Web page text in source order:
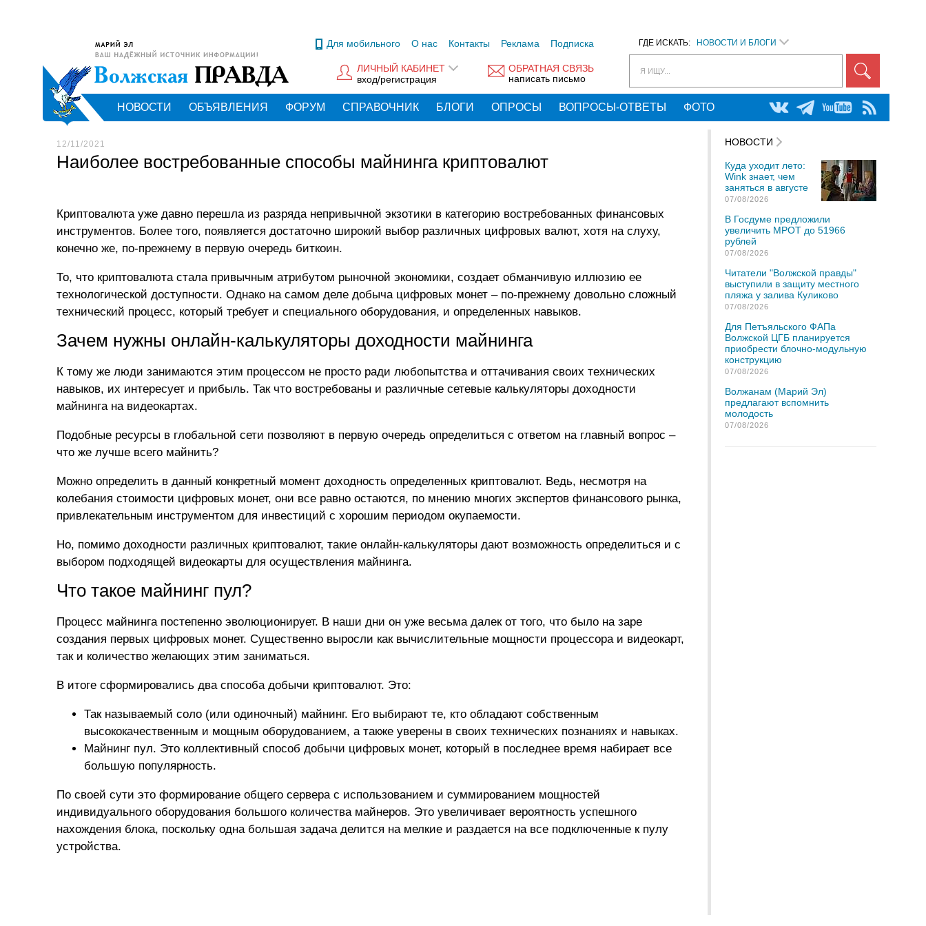
ГДЕ ИСКАТЬ: НОВОСТИ И БЛОГИ
Я ИЩУ...
Для мобильного О нас Контакты Реклама Подписка
ОБРАТНАЯ СВЯЗЬ
написать письмо
ЛИЧНЫЙ КАБИНЕТ
вход/регистрация
НОВОСТИ ОБЪЯВЛЕНИЯ ФОРУМ СПРАВОЧНИК БЛОГИ ОПРОСЫ ВОПРОСЫ-ОТВЕТЫ ФОТО
12/11/2021
Наиболее востребованные способы майнинга криптовалют
Криптовалюта уже давно перешла из разряда непривычной экзотики в категорию востребованных финансовых
инструментов. Более того, появляется достаточно широкий выбор различных цифровых валют, хотя на слуху,
конечно же, по-прежнему в первую очередь биткоин.
То, что криптовалюта стала привычным атрибутом рыночной экономики, создает обманчивую иллюзию ее
технологической доступности. Однако на самом деле добыча цифровых монет – по-прежнему довольно сложный
технический процесс, который требует и специального оборудования, и определенных навыков.
Зачем нужны онлайн-калькуляторы доходности майнинга
К тому же люди занимаются этим процессом не просто ради любопытства и оттачивания своих технических
навыков, их интересует и прибыль. Так что востребованы и различные сетевые калькуляторы доходности
майнинга на видеокартах.
Подобные ресурсы в глобальной сети позволяют в первую очередь определиться с ответом на главный вопрос –
что же лучше всего майнить?
Можно определить в данный конкретный момент доходность определенных криптовалют. Ведь, несмотря на
колебания стоимости цифровых монет, они все равно остаются, по мнению многих экспертов финансового рынка,
привлекательным инструментом для инвестиций с хорошим периодом окупаемости.
Но, помимо доходности различных криптовалют, такие онлайн-калькуляторы дают возможность определиться и с
выбором подходящей видеокарты для осуществления майнинга.
Что такое майнинг пул?
Процесс майнинга постепенно эволюционирует. В наши дни он уже весьма далек от того, что было на заре
создания первых цифровых монет. Существенно выросли как вычислительные мощности процессора и видеокарт,
так и количество желающих этим заниматься.
В итоге сформировались два способа добычи криптовалют. Это:
Так называемый соло (или одиночный) майнинг. Его выбирают те, кто обладают собственным
высококачественным и мощным оборудованием, а также уверены в своих технических познаниях и навыках.
Майнинг пул. Это коллективный способ добычи цифровых монет, который в последнее время набирает все
большую популярность.
По своей сути это формирование общего сервера с использованием и суммированием мощностей
индивидуального оборудования большого количества майнеров. Это увеличивает вероятность успешного
нахождения блока, поскольку одна большая задача делится на мелкие и раздается на все подключенные к пулу
устройства.
НОВОСТИ
Куда уходит лето:
Wink знает, чем
заняться в августе
07/08/2026
В Госдуме предложили
увеличить МРОТ до 51966
рублей
07/08/2026
Читатели "Волжской правды"
выступили в защиту местного
пляжа у залива Куликово
07/08/2026
Для Петъяльского ФАПа
Волжской ЦГБ планируется
приобрести блочно-модульную
конструкцию
07/08/2026
Волжанам (Марий Эл)
предлагают вспомнить
молодость
07/08/2026